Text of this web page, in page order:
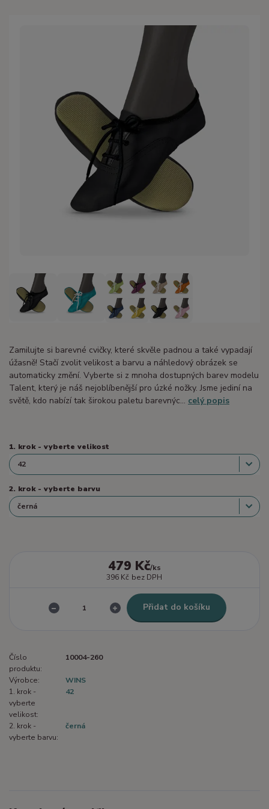
Zamilujte si barevné cvičky, které skvěle padnou a také vypadají
úžasně! Stačí zvolit velikost a barvu a náhledový obrázek se
automaticky změní. Vyberte si z mnoha dostupných barev modelu
Talent, který je náš nejoblíbenější pro úzké nožky. Jsme jediní na
světě, kdo nabízí tak širokou paletu barevnýc... celý popis
1. krok - vyberte velikost
2. krok - vyberte barvu
479 Kč/ks
396 Kč bez DPH
Přidat do košíku
Číslo
produktu:
10004-260
Výrobce:
WINS
1. krok -
vyberte
velikost:
42
2. krok -
vyberte barvu:
černá